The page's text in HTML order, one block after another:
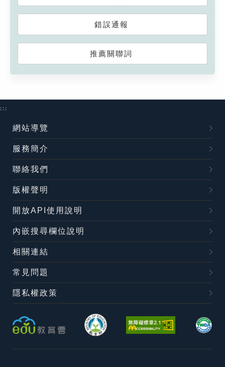
錯誤通報
推薦關聯詞
:::
網站導覽
服務簡介
聯絡我們
版權聲明
開放API使用說明
內嵌搜尋欄位說明
相關連結
常見問題
隱私權政策